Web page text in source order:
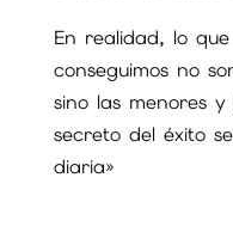
En realidad, lo
conseguimos no
sino las menores
secreto del éxito
diaria»